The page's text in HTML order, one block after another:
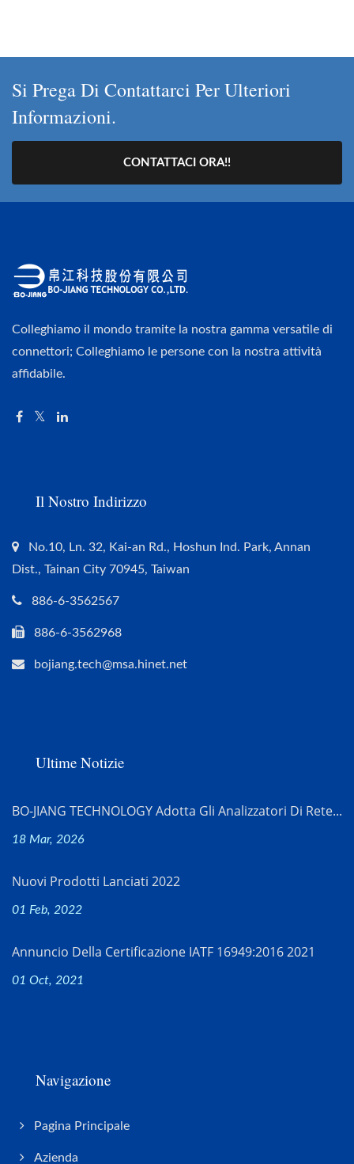
Si Prega Di Contattarci Per Ulteriori
Informazioni.
CONTATTACI ORA!!
Colleghiamo il mondo tramite la nostra gamma versatile di
connettori; Colleghiamo le persone con la nostra attività
affidabile.
Il Nostro Indirizzo
No.10, Ln. 32, Kai-an Rd., Hoshun Ind. Park, Annan
Dist., Tainan City 70945, Taiwan
886-6-3562567
886-6-3562968
bojiang.tech@msa.hinet.net
Ultime Notizie
BO-JIANG TECHNOLOGY Adotta Gli Analizzatori Di Rete...
18 Mar, 2026
Nuovi Prodotti Lanciati 2022
01 Feb, 2022
Annuncio Della Certificazione IATF 16949:2016 2021
01 Oct, 2021
Navigazione
Pagina Principale
Azienda